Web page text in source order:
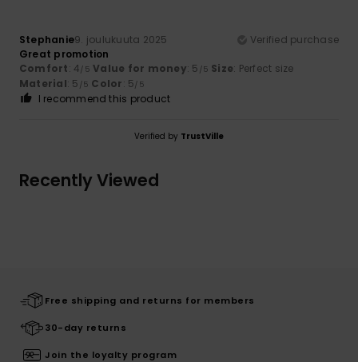
Stephanie9. joulukuuta 2025
Verified purchase
Great promotion
Comfort: 4/5 Value for money: 5 /5 Size: Perfect size
Material: 5 /5 Color: 5/5
I recommend this product
Verified by TrustVille
Recently Viewed
Free shipping and returns for members
30-day returns
Join the loyalty program